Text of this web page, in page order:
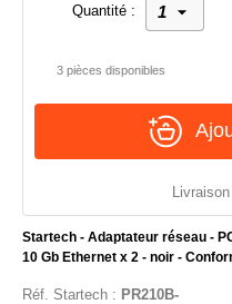
Startech - Adaptateur réseau -
10 Gb Ethernet x 2 - noir -
Réf. Startech: PR210B-
Quantité :
3 pièces disponibles